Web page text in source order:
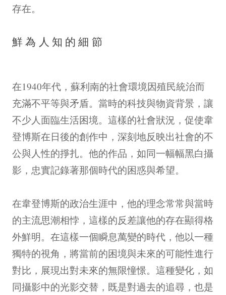
存在。
鮮為人知的細節
在1940年代，蘇利南的社會環境因殖民統治而
充滿不平等與矛盾。當時的科技與物資背景，讓
不少人面臨生活困境。這樣的社會狀況，促使韋
登博斯在日後的創作中，深刻地反映出社會的不
公與人性的掙扎。他的作品，如同一幅幅黑白攝
影，忠實記錄著那個時代的困惑與希望。
在韋登博斯的政治生涯中，他的理念常常與當時
的主流思潮相悖，這樣的反差讓他的存在顯得格
外鮮明。在這樣一個瞬息萬變的時代，他以一種
獨特的視角，將當前的困境與未來的可能性進行
對比，展現出對未來的無限憧憬。這種變化，如
同攝影中的光影交替，既是對過去的追尋，也是